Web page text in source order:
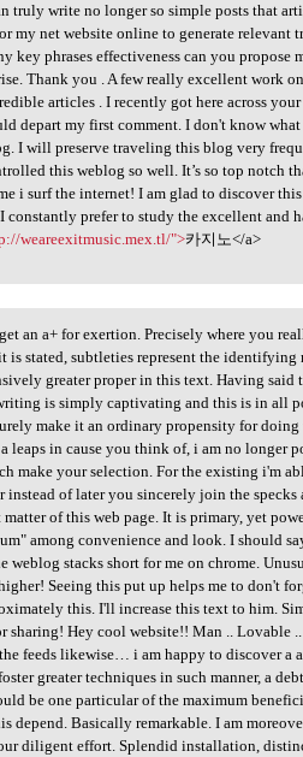
truly write no longer so simple posts that
my net website online to generate relevant
key phrases effectiveness can you propose
Thank you . A few really excellent work
articles . I recently got here across
depart my first comment. I don't know
I will preserve traveling this blog very
this weblog so well. It’s so top notch
i surf the internet! I am glad to discover
constantly prefer to study the excellent and
weareexitmusic.mex.tl/">카지노</a>
an a+ for exertion. Precisely where you
stated, subtleties represent the identifying
greater proper in this text. Having said
is simply captivating and this is in all
make it an ordinary propensity for doing
leaps in cause you think of, i am no longer
make your selection. For the existing i'm
of later you sincerely join the specks
of this web page. It is primary, yet
among convenience and look. I should
weblog stacks short for me on chrome.
Seeing this put up helps me to don't
this. I'll increase this text to him.
sharing! Hey cool website!! Man .. Lovable
feeds likewise… i am happy to discover a
greater techniques in such manner, a
be one particular of the maximum
depend. Basically remarkable. I am
diligent effort. Splendid installation,